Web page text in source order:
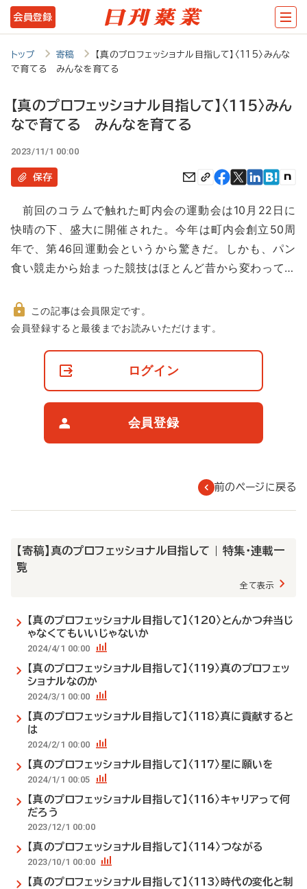
メ
イ
テ
ツ
に
動
会員登録
トップ 寄稿
【真のプロフェッショナル目指して】〈115〉みんな
で育てる みんなを育てる
【真のプロフェッショナル目指して】〈115〉みん
なで育てる みんなを育てる
2023/11/1 00:00
保存
前回のコラムで触れた町内会の運動会は10月22日に
快晴の下、盛大に開催された。今年は町内会創立50周
年で、第46回運動会というから驚きだ。しかも、パン
食い競走から始まった競技はほとんど昔から変わって…
非
この記事は会員限定です。
会員登録すると最後までお読みいただけます。
ログイン
会員登録
前のページに戻る
【寄稿】真のプロフェッショナル目指して | 特集・連載一
覧
全て表示
【真のプロフェッショナル目指して】〈120〉とんかつ弁当じ
ゃなくてもいいじゃないか
2024/4/1 00:00
【真のプロフェッショナル目指して】〈119〉真のプロフェッ
ショナルなのか
2024/3/1 00:00
【真のプロフェッショナル目指して】〈118〉真に貢献すると
は
2024/2/1 00:00
【真のプロフェッショナル目指して】〈117〉星に願いを
2024/1/1 00:05
【真のプロフェッショナル目指して】〈116〉キャリアって何
だろう
2023/12/1 00:00
【真のプロフェッショナル目指して】〈114〉つながる
2023/10/1 00:00
【真のプロフェッショナル目指して】〈113〉時代の変化と制